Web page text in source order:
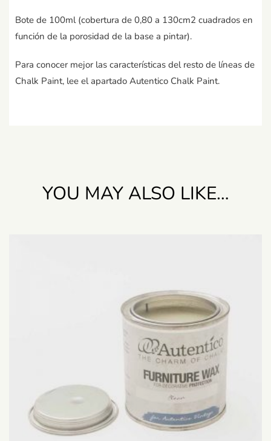
Bote de 100ml (cobertura de 0,80 a 130cm2 cuadrados en
función de la porosidad de la base a pintar).
Para conocer mejor las características del resto de líneas de
Chalk Paint, lee el apartado Autentico Chalk Paint.
YOU MAY ALSO LIKE…